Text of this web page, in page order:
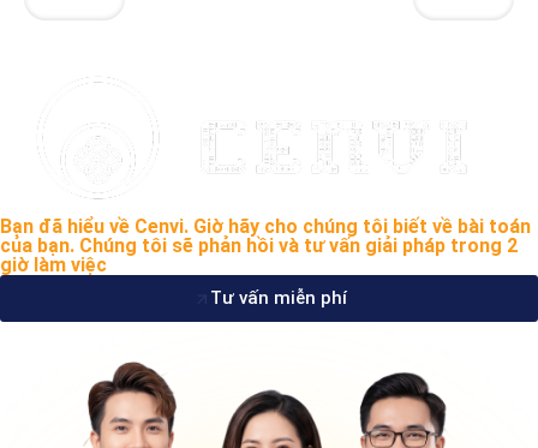
Bạn đã hiểu về Cenvi. Giờ hãy cho chúng tôi biết về bài toán
của bạn. Chúng tôi sẽ phản hồi và tư vấn giải pháp trong 2
giờ làm việc
Tư vấn miễn phí